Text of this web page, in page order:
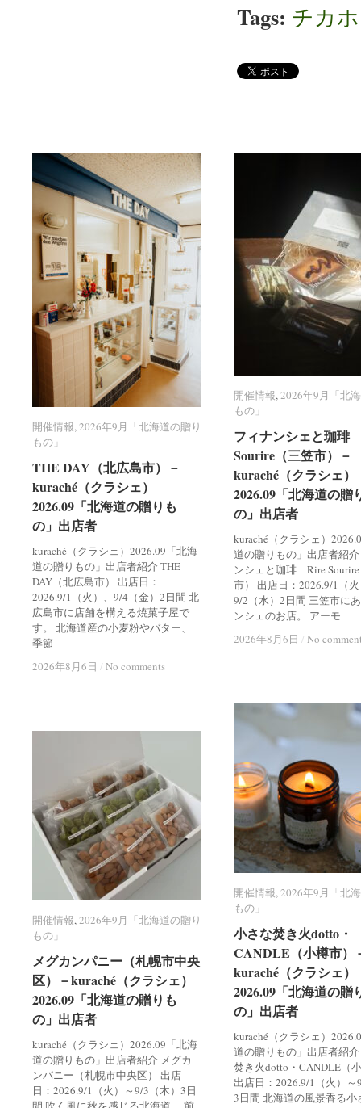
Tags: チカホ
開催情報,2026年9月「北海道の贈り
もの」
THE DAY（北広島市）－
kuraché（クラシェ）
2026.09「北海道の贈りも
の」出店者
kuraché（クラシェ）2026.09「北海
道の贈りもの」出店者紹介 THE
DAY（北広島市） 出店日：
2026.9/1（火）、9/4（金）2日間 北
広島市に店舗を構える焼菓子屋で
す。 北海道産の小麦粉やバター、
季節
2026年8月6日 / No comments
開催情報 2026年9月「北海道の贈り
もの」
THE DAY（北広島市）－
kuraché（クラシェ）
2026.09「北海道の贈りも
の」出店者
2026年8月6日 / No comments
開催情報,2026年9月「北
もの」
フィナンシェと珈
Sourire（三笠市）－
kuraché（クラシェ）
2026.09「北海道の贈
の」出店者
kuraché（クラシェ）
道の贈りもの」出店者紹
ンシェと珈琲 Rire
市） 出店日：2026.9/1（
9/2（水）2日間 三笠市に
ンシェのお店。 アーモ
2026年8月6日 / No
開催情報 2026年9月「北
もの」
フィナンシェと珈
Sourire（三笠市）－
kuraché（クラシェ）
2026.09「北海道の贈
の」出店者
2026年8月6日 / No
開催情報,2026年9月「北
もの」
小さな焚き火dotto・
CANDLE（小樽市）
kuraché（クラシェ）
2026.09「北海道の贈
の」出店者
kuraché（クラシェ）
道の贈りもの」出店者紹
焚き火dotto・CANDLE（
出店日：2026.9/1（火）～
3日間 北海道の風景香る小
開催情報 2026年9月「北
もの」
小さな焚き火dotto・
CANDLE（小樽市）
kuraché（クラシェ）
2026.09「北海道の贈
の」出店者
開催情報,2026年9月「北海道の贈り
もの」
メグカンパニー（札幌市中央
区）－kuraché（クラシェ）
2026.09「北海道の贈りも
の」出店者
kuraché（クラシェ）2026.09「北海
道の贈りもの」出店者紹介 メグカ
ンパニー（札幌市中央区） 出店
日：2026.9/1（火）～9/3（木）3日
開催情報 2026年9月「北海道の贈り
もの」
メグカンパニー（札幌市中央
区）－kuraché（クラシェ）
2026.09「北海道の贈りも
の」出店者